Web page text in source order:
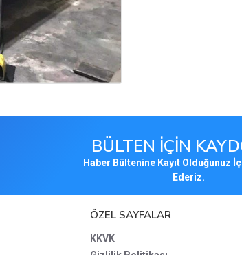
BÜLTEN İÇİN
Haber Bültenine Kayıt Olduğunuz
Ederiz.
ÖZEL SAYFALAR
KKVK